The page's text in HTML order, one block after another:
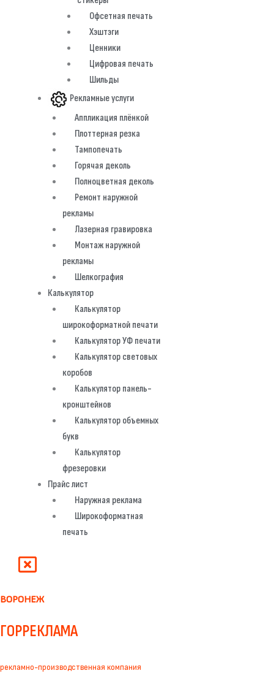
Офсетная печать
Хэштэги
Ценники
Цифровая печать
Шильды
Рекламные услуги
Аппликация плёнкой
Плоттерная резка
Тампопечать
Горячая деколь
Полноцветная деколь
Ремонт наружной
рекламы
Лазерная гравировка
Монтаж наружной
рекламы
Шелкография
Калькулятор
Калькулятор
широкоформатной печати
Калькулятор УФ печати
Калькулятор световых
коробов
Калькулятор панель-
кронштейнов
Калькулятор объемных
букв
Калькулятор
фрезеровки
Прайс лист
Наружная реклама
Широкоформатная
печать
ВОРОНЕЖ
ГОРРЕКЛАМА
рекламно-производственная компания